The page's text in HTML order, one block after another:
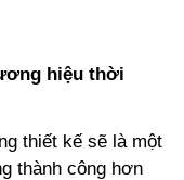
hiệu thời
thiết kế sẽ là một
thành công hơn